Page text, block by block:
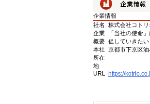
企業情報
社名
株式会社コトリ
企業
概要
「当社の使命
促していきた
本社
所在
地
京都市下京区
URL https://